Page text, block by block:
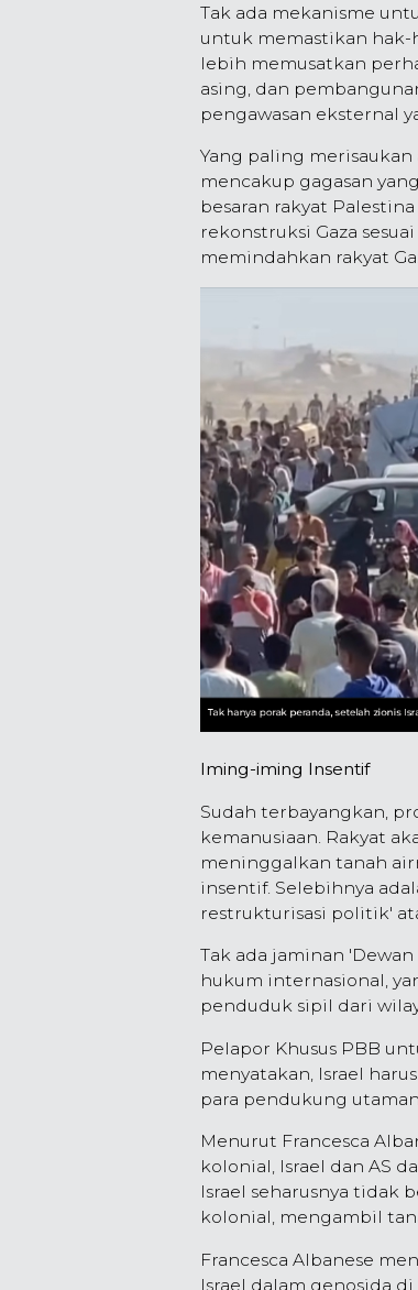
Tak ada mekanisme
untuk memastikan hak-
lebih memusatkan
asing, dan
pengawasan eksternal
Yang paling merisaukan
mencakup gagasan
besaran rakyat
rekonstruksi Gaza
memindahkan rakyat
Iming-iming Insentif
Sudah terbayangkan,
kemanusiaan. Rakyat
meninggalkan tanah
insentif. Selebihnya
restrukturisasi politik'
Tak ada jaminan
hukum internasional,
penduduk sipil dari
Pelapor Khusus PBB
menyatakan, Israel
para pendukung
Menurut Francesca
kolonial, Israel dan AS
Israel seharusnya tidak
kolonial, mengambil
Francesca Albanese
Israel dalam genosida